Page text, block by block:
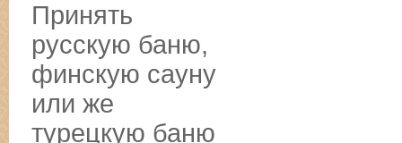
Принять
русскую баню,
финскую сауну
или же
турецкую баню